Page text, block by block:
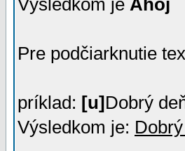
Výsledkom je Ahoj
Pre podčiarknutie
príklad: [u] Dobrý
Výsledkom je: